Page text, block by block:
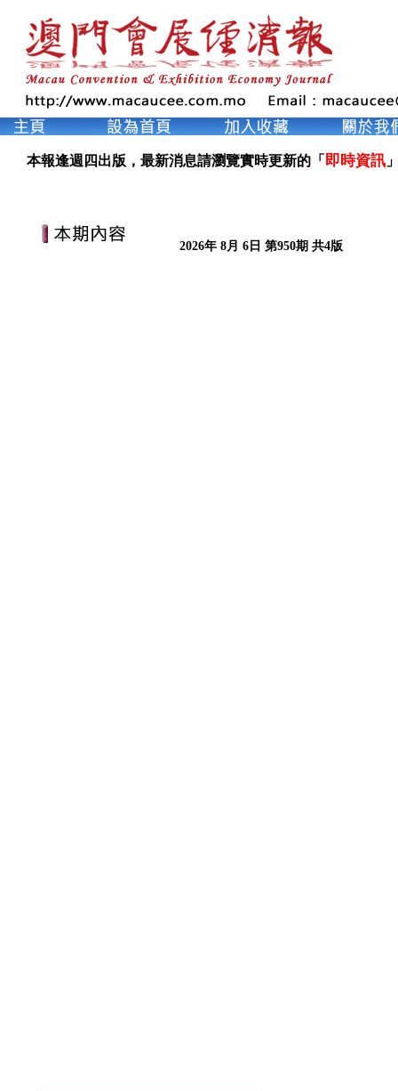
本報逢週四出版，最新消息請瀏覽實時更新的「 即時資訊
2026年 8月 6日 第950期 共4版